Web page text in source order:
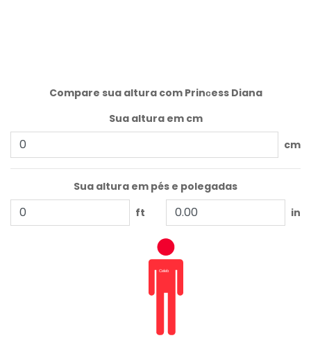
Compare sua altura com Prinсess Diana
Sua altura em cm
cm
Sua altura em pés e polegadas
ft
in